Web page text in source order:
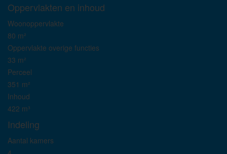
Oppervlakten en inhoud
Woonoppervlakte
80 m²
Oppervlakte overige functies
33 m²
Perceel
351 m²
Inhoud
422 m³
Indeling
Aantal kamers